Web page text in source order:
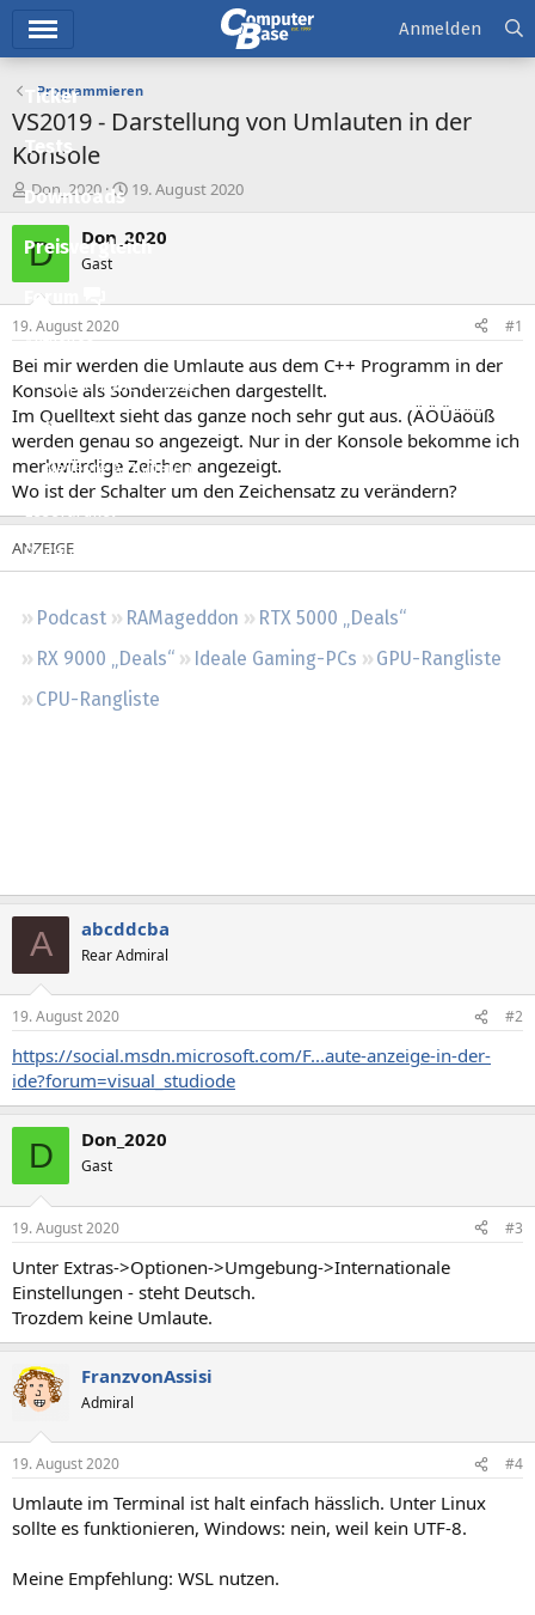
Ticker
Tests
Downloads
Preisvergleich
Forum
Aktuelles
Empfohlene Inhalte
Neue Beiträge
Neueste Aktivitäten
Leserartikel
Regeln
Podcast RAMageddon
RTX 5000 „Deals“
RX 9000 „Deals“
Ideale Gaming-PCs
GPU-Rangliste
CPU-Rangliste
Anmelden
Programmieren
VS2019 - Darstellung von Umlauten in der
Konsole
E
r
s
t
e
r
Don_2020
E
s
t
a
19. August 2020
D Don_2020
Gast
19. August 2020 #1
Bei mir werden die Umlaute aus dem C++ Programm in der
Konsole als Sonderzeichen dargestellt.
Im Quelltext sieht das ganze noch sehr gut aus. (ÄÖÜäöüß
werden genau so angezeigt. Nur in der Konsole bekomme ich
merkwürdige Zeichen angezeigt.
Wo ist der Schalter um den Zeichensatz zu verändern?
A abcddcba
Rear Admiral
19. August 2020 #2
https://social.msdn.microsoft.com/F...aute-anzeige-in-der-
ide?forum=visual_studiode
D Don_2020
Gast
19. August 2020 #3
Unter Extras->Optionen->Umgebung->Internationale
Einstellungen - steht Deutsch.
Trozdem keine Umlaute.
FranzvonAssisi
Admiral
19. August 2020 #4
Umlaute im Terminal ist halt einfach hässlich. Unter Linux
sollte es funktionieren, Windows: nein, weil kein UTF-8.
Meine Empfehlung: WSL nutzen.